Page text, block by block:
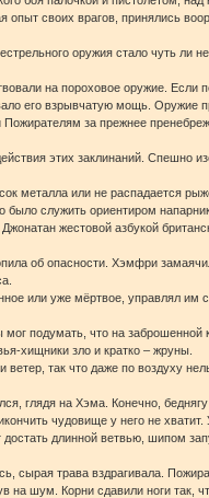
своих врагов, принялись
оружия стало чуть ли
на пороховое оружие. Если
его взрывчатую мощь. Оружие
за прежнее
этих заклинаний. Спешно
металла или не распадается
служить ориентиром
жестовой азбукой
об опасности. Хэмфри
или уже мёртвое, управлял им
подумать, что на заброшенной
хищники зло и кратко – жруны.
так что даже по воздуху
глядя на Хэма. Конечно,
чудовище у него не
достать длинной ветвью, шипом
сырая трава вздрагивала.
на шум. Корни сдавили ноги так,